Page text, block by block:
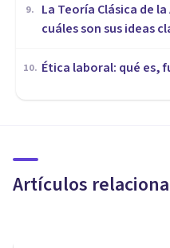
9.
La Teoría Clásica de
cuáles son sus ideas
10. Ética laboral: qué es,
Artículos
deuda de las